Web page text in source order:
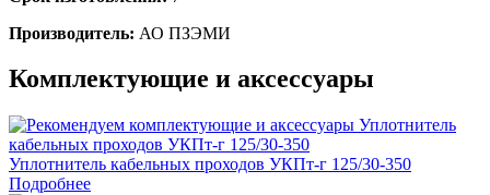
Производитель: АО ПЗЭМИ
Комплектующие и аксессуары
Уплотнитель кабельных проходов УКПт-г 125/30-350
Подробнее